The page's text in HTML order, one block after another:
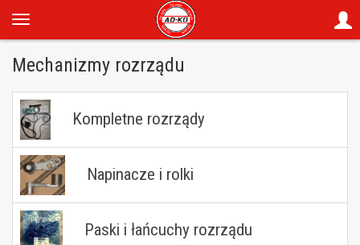
Mechanizmy rozrządu
Kompletne rozrządy
Napinacze i rolki
Paski i łańcuchy rozrządu